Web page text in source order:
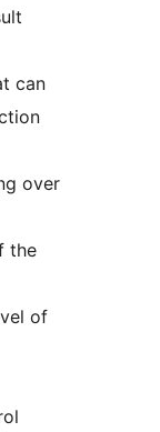
can
over
the
of